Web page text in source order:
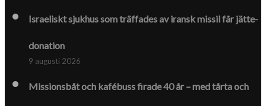
Israeliskt sjukhus som träffades av iransk missil får jätte­
donation
9 augusti 2026
Missionsbåt och kafébuss firade 40 år – med tårta och